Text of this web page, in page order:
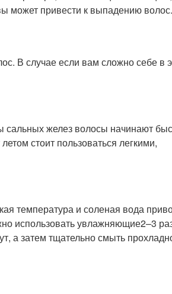
может привести к выпадению волос.
В случае если вам сложно себе в
сальных желез волосы начинают
стоит пользоваться легкими,
температура и соленая вода
использовать увлажняющие2–3
а затем тщательно смыть